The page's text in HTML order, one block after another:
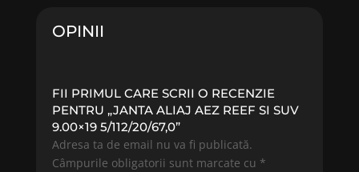
OPINII
FII PRIMUL CARE SCRII O RECENZIE
PENTRU „JANTA ALIAJ AEZ REEF SI SUV
9.00×19 5/112/20/67,0”
Adresa ta de email nu va fi publicată.
Câmpurile obligatorii sunt marcate cu *